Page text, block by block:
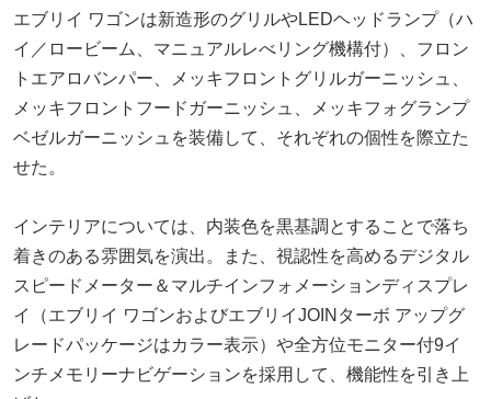
エブリイ ワゴンは新造形のグリルやLEDヘッドランプ（ハ
イ／ロービーム、マニュアルレべリング機構付）、フロン
トエアロバンパー、メッキフロントグリルガーニッシュ、
メッキフロントフードガーニッシュ、メッキフォグランプ
ベゼルガーニッシュを装備して、それぞれの個性を際立た
せた。
インテリアについては、内装色を黒基調とすることで落ち
着きのある雰囲気を演出。また、視認性を高めるデジタル
スピードメーター＆マルチインフォメーションディスプレ
イ（エブリイ ワゴンおよびエブリイJOINターボ アップグ
レードパッケージはカラー表示）や全方位モニター付9イ
ンチメモリーナビゲーションを採用して、機能性を引き上